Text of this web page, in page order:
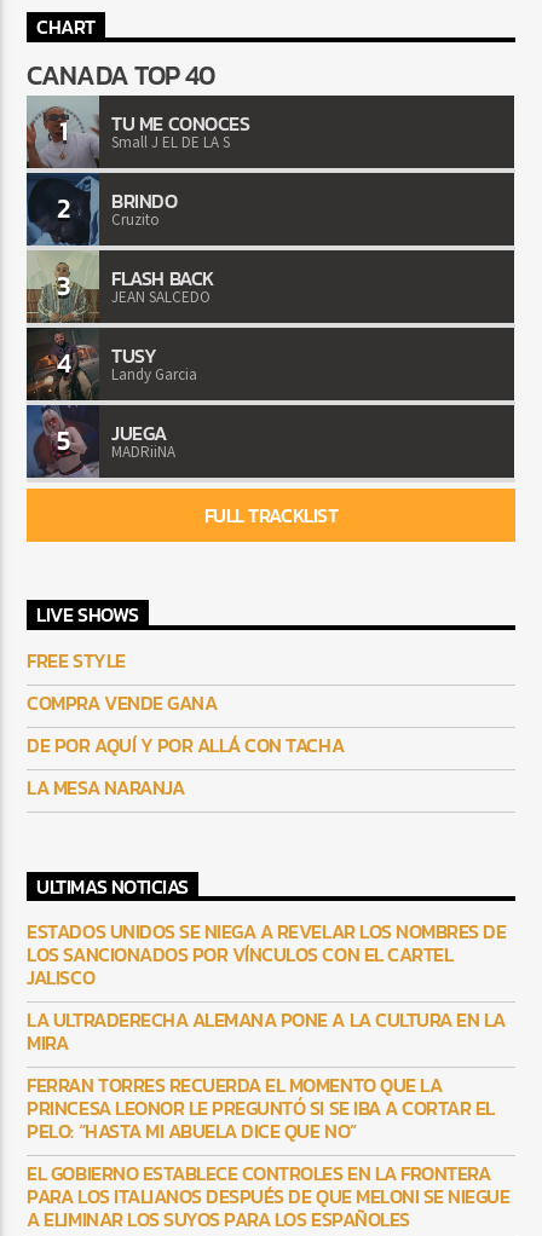
CHART
CANADA TOP 40
1 TU ME CONOCES
Small J EL DE LA S
2 BRINDO
Cruzito
3 FLASH BACK
JEAN SALCEDO
4 TUSY
Landy Garcia
5 JUEGA
MADRiiNA
FULL TRACKLIST
LIVE SHOWS
FREE STYLE
COMPRA VENDE GANA
DE POR AQUÍ Y POR ALLÁ CON TACHA
LA MESA NARANJA
ULTIMAS NOTICIAS
ESTADOS UNIDOS SE NIEGA A REVELAR LOS NOMBRES DE
LOS SANCIONADOS POR VÍNCULOS CON EL CARTEL
JALISCO
LA ULTRADERECHA ALEMANA PONE A LA CULTURA EN LA
MIRA
FERRAN TORRES RECUERDA EL MOMENTO QUE LA
PRINCESA LEONOR LE PREGUNTÓ SI SE IBA A CORTAR EL
PELO: “HASTA MI ABUELA DICE QUE NO”
EL GOBIERNO ESTABLECE CONTROLES EN LA FRONTERA
PARA LOS ITALIANOS DESPUÉS DE QUE MELONI SE NIEGUE
A ELIMINAR LOS SUYOS PARA LOS ESPAÑOLES